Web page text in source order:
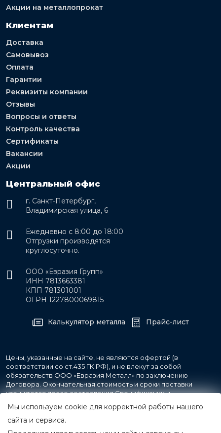
Акции на металлопрокат
Клиентам
Доставка
Самовывоз
Оплата
Гарантии
Реквизиты компании
Отзывы
Вопросы и ответы
Контроль качества
Сертификаты
Вакансии
Акции
Центральный офис
г. Санкт-Петербург,
Владимирская улица, 6
Ежедневно с 8:00 до 18:00
Отгрузки производятся
круглосуточно.
ООО «Евразия Групп»
ИНН 7813663381
КПП 781301001
ОГРН 1227800069815
Калькулятор металла Прайс-лист
Цены, указанные на сайте, не являются офертой (в
соответствии со ст.435 ГК РФ), и не влекут за собой
обязательств ООО «Евразия Металл» по заключению
Договора. Окончательная стоимость и сроки поставки
уточняются после составления Спецификации и
фиксируются в Счете на оплату, а также Спецификации на
поставку товара.
Мы используем cookie для корректной работы нашего
сайта и сервиса.